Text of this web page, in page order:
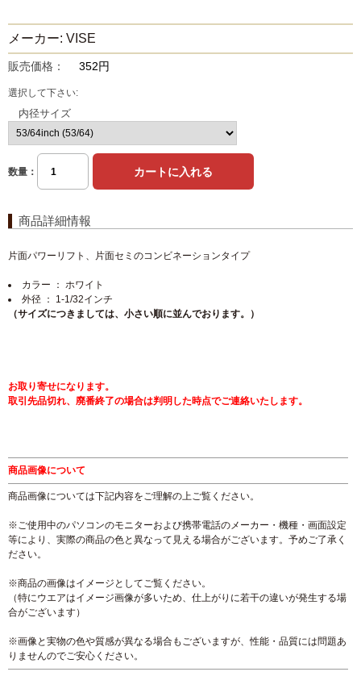
メーカー: VISE
販売価格： 352円
選択して下さい:
内径サイズ
数量：
商品詳細情報
片面パワーリフト、片面セミのコンビネーションタイプ
カラー ： ホワイト
外径 ： 1-1/32インチ
（サイズにつきましては、小さい順に並んでおります。）
お取り寄せになります。
取引先品切れ、廃番終了の場合は判明した時点でご連絡いたします。
商品画像について
商品画像については下記内容をご理解の上ご覧ください。
※ご使用中のパソコンのモニターおよび携帯電話のメーカー・機種・画面設定
等により、実際の商品の色と異なって見える場合がございます。予めご了承く
ださい。
※商品の画像はイメージとしてご覧ください。
（特にウエアはイメージ画像が多いため、仕上がりに若干の違いが発生する場
合がございます）
※画像と実物の色や質感が異なる場合もございますが、性能・品質には問題あ
りませんのでご安心ください。